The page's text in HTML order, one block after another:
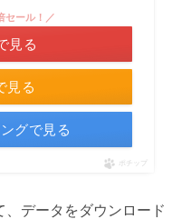
見る
セール！／
見る
グで見る
ポチップ
データをダウンロード